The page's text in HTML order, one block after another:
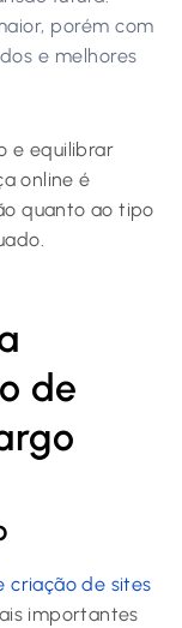
porém com
e melhores
e equilibrar
online é
quanto ao tipo
de
criação de sites
importantes